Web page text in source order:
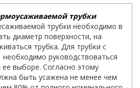
трубки
трубки необходимо в
диаметр поверхности, на
трубка. Для трубки с
руководствоваться
выборе. Согласно этому
быть усажена не менее чем